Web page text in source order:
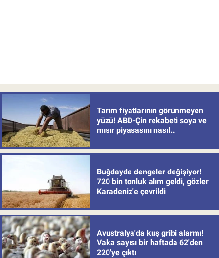
Tarım fiyatlarının görünmeyen
yüzü! ABD-Çin rekabeti soya ve
mısır piyasasını nasıl
Buğdayda dengeler değişiyor!
720 bin tonluk alım geldi, gözler
Karadeniz'e çevrildi
Avustralya'da kuş gribi alarmı!
Vaka sayısı bir haftada 62'den
220'ye çıktı